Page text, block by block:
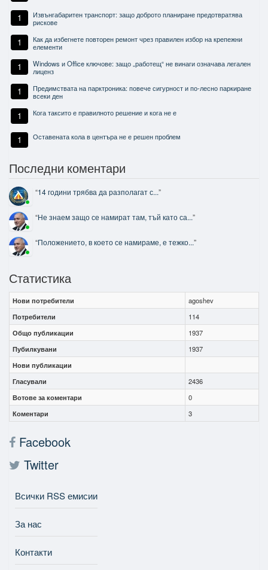
1
Извънгабаритен транспорт: защо доброто планиране предотвратява
рискове
1
Как да избегнете повторен ремонт чрез правилен избор на крепежни
елементи
1
Windows и Office ключове: защо „работещ“ не винаги означава легален
лиценз
1
Предимствата на парктроника: повече сигурност и по-лесно паркиране
всеки ден
1 Кога таксито е правилното решение и кога не е
1 Оставената кола в центъра не е решен проблем
Последни коментари
“14 години трябва да разполагат с...”
“Не знаем защо се намират там, тъй като са...”
“Положението, в което се намираме, е тежко...”
Статистика
Нови потребители
agoshev
Потребители
114
Общо публикации
1937
Пубилкувани
1937
Нови публикации
Гласували
2436
Вотове за коментари
0
Коментари
3
Facebook
Twitter
Всички RSS емисии
За нас
Контакти